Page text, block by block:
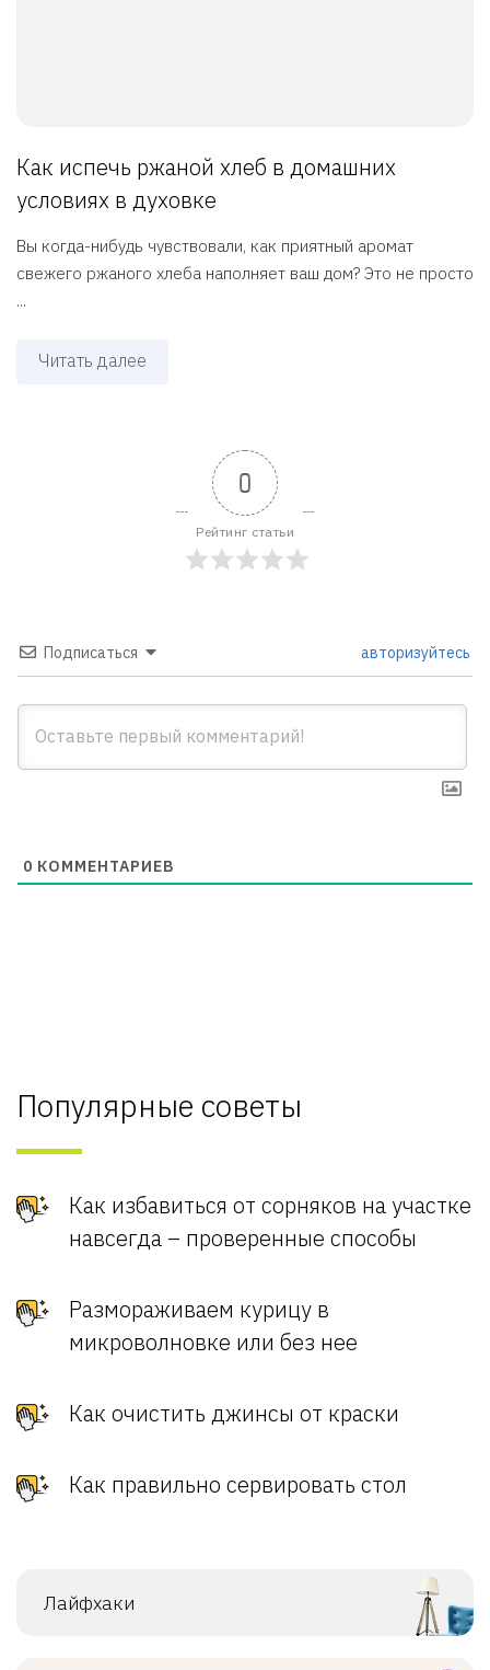
Как испечь ржаной хлеб в домашних
условиях в духовке
Вы когда-нибудь чувствовали, как приятный аромат
свежего ржаного хлеба наполняет ваш дом? Это не просто
...
Читать далее
0
Рейтинг статьи
Подписаться авторизуйтесь
0 КОММЕНТАРИЕВ
Популярные советы
Как избавиться от сорняков на участке
навсегда – проверенные способы
Размораживаем курицу в
микроволновке или без нее
Как очистить джинсы от краски
Как правильно сервировать стол
Лайфхаки